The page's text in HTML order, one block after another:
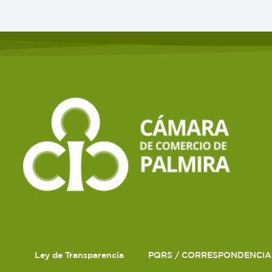
Ley de Transparencia PQRS / CORRESPONDENCIA